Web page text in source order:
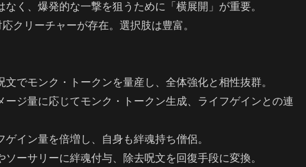
く、爆発的な一撃を狙うために「横展開」が重要。
クリーチャーが存在。選択肢は豊富。
でモンク・トークンを量産し、全体強化と相性抜群。
ージ量に応じてモンク・トークン生成、ライフゲインとの連
イン量を倍増し、自身も絆魂持ち僧侶。
ーサリーに絆魂付与、除去呪文を回復手段に変換。